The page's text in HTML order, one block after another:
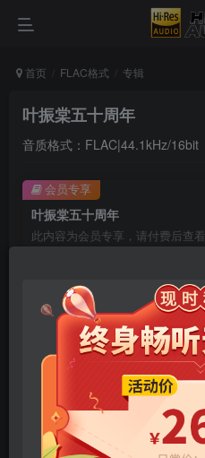
首页 FLAC格式 专辑
叶振棠五十周年
音质格式：FLAC|44.1kHz/16bit
叶振棠五十周年
此内容为会员专享，请付费后查看
9.9
年卡会员 免费
立即
您当前未登录！
会员专享
大侠霍元甲 (电视剧大侠